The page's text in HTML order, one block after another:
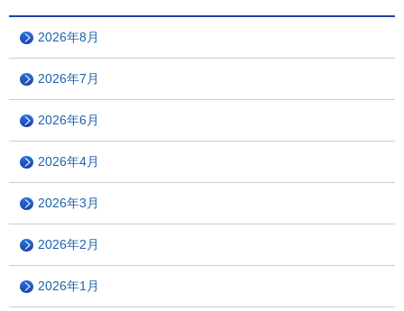
2026年8月
2026年7月
2026年6月
2026年4月
2026年3月
2026年2月
2026年1月